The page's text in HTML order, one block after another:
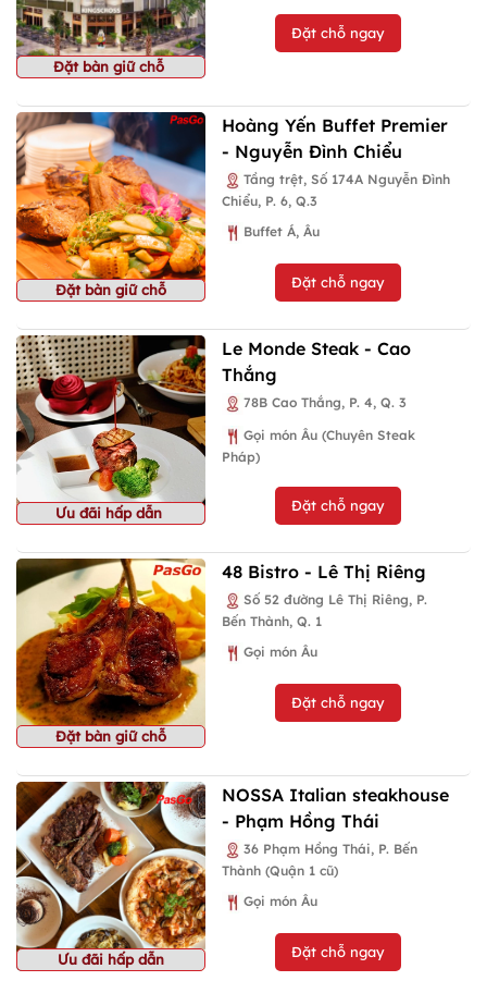
Đặt bàn giữ chỗ
Đặt chỗ ngay
Đặt bàn giữ chỗ
Hoàng Yến Buffet Premier
- Nguyễn Đình Chiểu
Tầng trệt, Số 174A Nguyễn Đình
Chiểu, P. 6, Q.3
Buffet Á, Âu
Đặt chỗ ngay
Ưu đãi hấp dẫn
Le Monde Steak - Cao
Thắng
78B Cao Thắng, P. 4, Q. 3
Gọi món Âu (Chuyên Steak
Pháp)
Đặt chỗ ngay
Đặt bàn giữ chỗ
48 Bistro - Lê Thị Riêng
Số 52 đường Lê Thị Riêng, P.
Bến Thành, Q. 1
Gọi món Âu
Đặt chỗ ngay
Ưu đãi hấp dẫn
NOSSA Italian steakhouse
- Phạm Hồng Thái
36 Phạm Hồng Thái, P. Bến
Thành (Quận 1 cũ)
Gọi món Âu
Đặt chỗ ngay